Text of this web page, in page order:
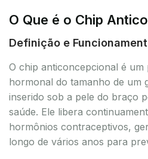
O Que é o Chip
Definição e
O chip anticoncepcional é um
hormonal do tamanho de um
inserido sob a pele do braço
saúde. Ele libera
hormônios contraceptivos,
longo de vários anos para